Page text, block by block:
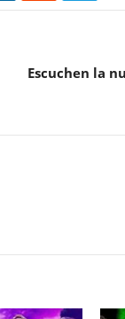
Escuchen la